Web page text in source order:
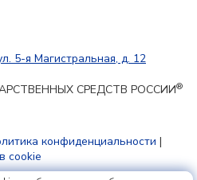
5-я Магистральная, д. 12
СРЕДСТВ РОССИИ®
конфиденциальности |
cookie